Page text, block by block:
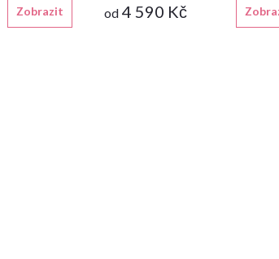
od 4 590 Kč
Zobrazit